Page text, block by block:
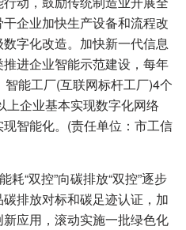
企业加快生产设备和流程改
字化改造。加快新一代信息
进企业智能示范建设，每年
能工厂(互联网标杆工厂)4个
上企业基本实现数字化网络
智能化。(责任单位：市工信
“双控”向碳排放“双控”逐步
排放对标和碳足迹认证，加
应用，滚动实施一批绿色化